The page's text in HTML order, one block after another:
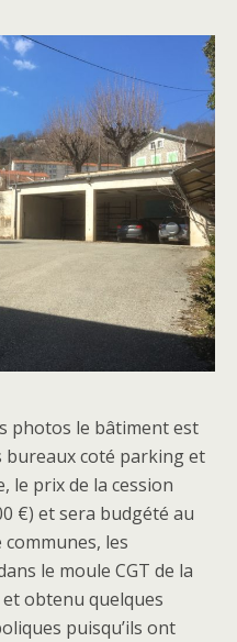
photos le bâtiment est
bureaux coté parking et
le prix de la cession
€) et sera budgété au
les
le moule CGT de la
obtenu quelques
puisqu’ils ont